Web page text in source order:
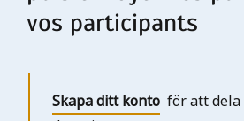
vos participants
Skapa ditt konto för att